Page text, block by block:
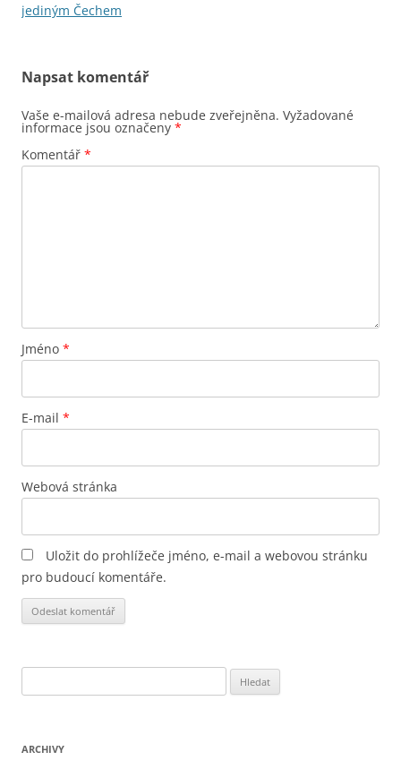
příspěvky
jediným Čechem
Napsat komentář
Vaše e-mailová adresa nebude zveřejněna. Vyžadované
informace jsou označeny *
Komentář *
Jméno *
E-mail *
Webová stránka
Uložit do prohlížeče jméno, e-mail a webovou stránku
pro budoucí komentáře.
ARCHIVY